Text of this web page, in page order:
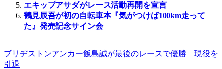
エキップアサダがレース活動再開を宣言
鶴見辰吾が初の自転車本『気がつけば100km走って
た』発売記念サイン会
ブリヂストンアンカー飯島誠が最後のレースで優勝 現役を
引退